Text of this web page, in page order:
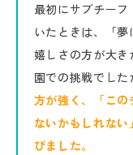
最初にサブチー
いたときは、「
嬉しさの方が大
園での挑戦でした
方が強く、「こ
ないかもしれな
びました。